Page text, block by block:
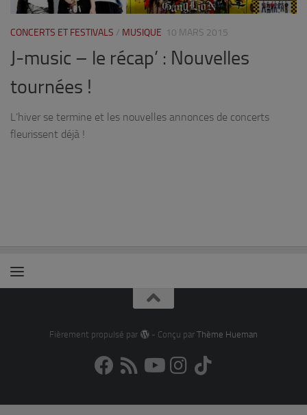
CONCERTS ET FESTIVALS / MUSIQUE 10 MARS 2015
J-music – le récap’ : Nouvelles
tournées !
L’hiver se termine et les nouvelles annonces de concerts
fleurissent déjà !
Fièrement propulsé par - Conçu par Thème Hueman